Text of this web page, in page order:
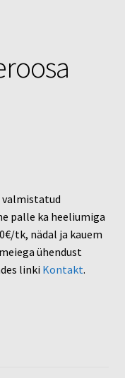
valmistatud
palle ka heeliumiga
tk, nädal ja kauem
ühendust
linki Kontakt.